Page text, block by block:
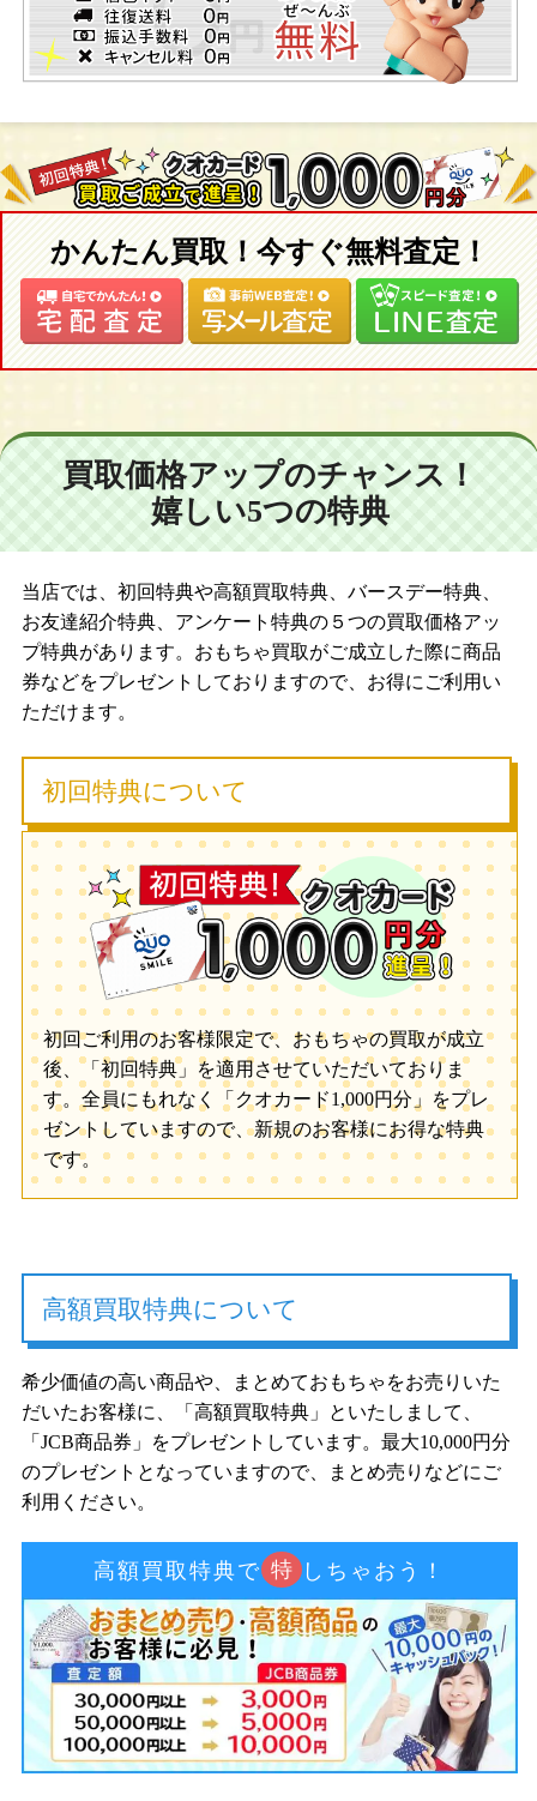
かんたん買取！今すぐ無料査定！
買取価格アップのチャンス！
嬉しい5つの特典
当店では、初回特典や高額買取特典、バースデー特典、
お友達紹介特典、アンケート特典の５つの買取価格アッ
プ特典があります。おもちゃ買取がご成立した際に商品
券などをプレゼントしておりますので、お得にご利用い
ただけます。
初回特典について
初回ご利用のお客様限定で、おもちゃの買取が成立
後、「初回特典」を適用させていただいておりま
す。全員にもれなく「クオカード1,000円分」をプレ
ゼントしていますので、新規のお客様にお得な特典
です。
高額買取特典について
希少価値の高い商品や、まとめておもちゃをお売りいた
だいたお客様に、「高額買取特典」といたしまして、
「JCB商品券」をプレゼントしています。最大10,000円分
のプレゼントとなっていますので、まとめ売りなどにご
利用ください。
高額買取特典で 特 しちゃおう！